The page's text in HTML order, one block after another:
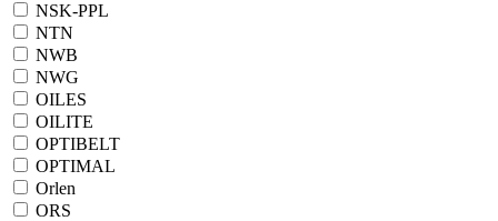
NSK-PPL
NTN
NWB
NWG
OILES
OILITE
OPTIBELT
OPTIMAL
Orlen
ORS